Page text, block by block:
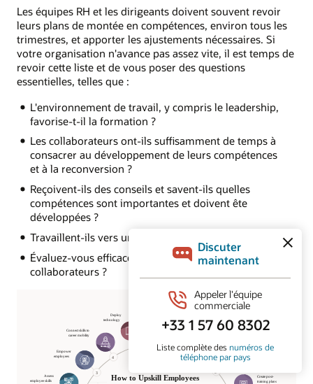
Les équipes RH et les dirigeants doivent souvent revoir
leurs plans de montée en compétences, environ tous les
trimestres, et apporter les ajustements nécessaires. Si
votre organisation n'avance pas assez vite, il est temps de
revoir cette liste et de vous poser des questions
essentielles, telles que :
L'environnement de travail, y compris le leadership,
favorise-t-il la formation ?
Les collaborateurs ont-ils suffisamment de temps à
consacrer au développement de leurs compétences
et à la reconversion ?
Reçoivent-ils des conseils et savent-ils quelles
compétences sont importantes et doivent ête
développées ?
Travaillent-ils vers un objectif ?
Évaluez-vous efficacement les progrès de vos
collaborateurs ?